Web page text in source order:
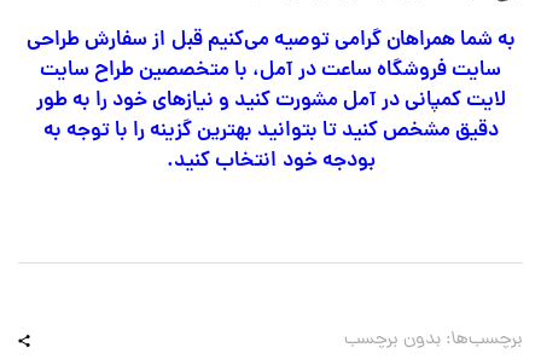
به شما همراهان گرامی توصیه می‌کنیم قبل از سفارش طراحی
سایت فروشگاه ساعت در آمل، با متخصصین طراح سایت
لایت کمپانی در آمل مشورت کنید و نیازهای خود را به طور
دقیق مشخص کنید تا بتوانید بهترین گزینه را با توجه به
بودجه خود انتخاب کنید.
برچسب‌ها: بدون برچسب